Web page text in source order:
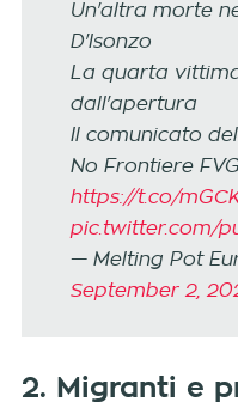
Un'altra morte
D'Isonzo
La quarta
dall'apertura
Il comunicato
No Frontiere FVG
https://t.co/
pic.twitter.com/
— Melting Pot
September 2,
2. Migranti e